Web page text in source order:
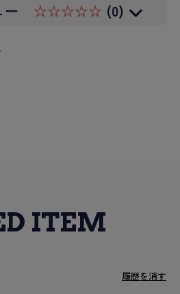
ー ☆☆☆☆☆ (0)
ITEM
履歴を消す